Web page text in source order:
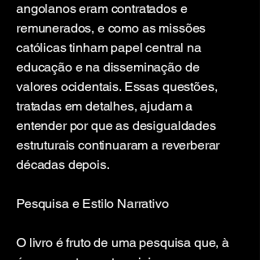
angolanos eram contratados e
remunerados, e como as missões
católicas tinham papel central na
educação e na disseminação de
valores ocidentais. Essas questões,
tratadas em detalhes, ajudam a
entender por que as desigualdades
estruturais continuaram a reverberar
décadas depois.
Pesquisa e Estilo Narrativo
O livro é fruto de uma pesquisa que, à